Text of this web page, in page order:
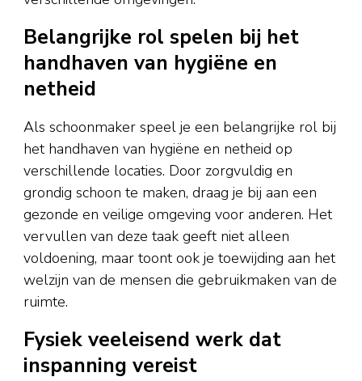
Belangrijke rol spelen bij het
handhaven van hygiëne en
netheid
Als schoonmaker speel je een belangrijke rol bij
het handhaven van hygiëne en netheid op
verschillende locaties. Door zorgvuldig en
grondig schoon te maken, draag je bij aan een
gezonde en veilige omgeving voor anderen. Het
vervullen van deze taak geeft niet alleen
voldoening, maar toont ook je toewijding aan het
welzijn van de mensen die gebruikmaken van de
ruimte.
Fysiek veeleisend werk dat
inspanning vereist